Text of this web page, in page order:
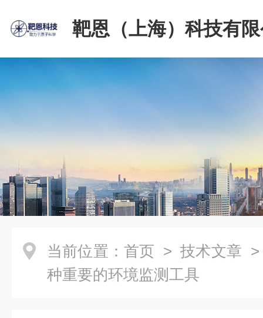
靶恩（上海）科技有
当前位置： 首页 > 技术文章
种重要的环境监测工具